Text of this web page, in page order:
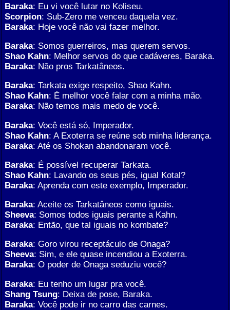
Baraka: Eu vi você lutar no Koliseu.
Scorpion: Sub-Zero me venceu daquela vez.
Baraka: Hoje você não vai fazer melhor.
Baraka: Somos guerreiros, mas querem servos.
Shao Kahn: Melhor servos do que cadáveres, Baraka.
Baraka: Não pros Tarkatâneos.
Baraka: Tarkata exige respeito, Shao Kahn.
Shao Kahn: É melhor você falar com a minha mão.
Baraka: Não temos mais medo de você.
Baraka: Você está só, Imperador.
Shao Kahn: A Exoterra se reúne sob minha liderança.
Baraka: Até os Shokan abandonaram você.
Baraka: É possível recuperar Tarkata.
Shao Kahn: Lavando os seus pés, igual Kotal?
Baraka: Aprenda com este exemplo, Imperador.
Baraka: Aceite os Tarkatâneos como iguais.
Sheeva: Somos todos iguais perante a Kahn.
Baraka: Então, que tal iguais no kombate?
Baraka: Goro virou receptáculo de Onaga?
Sheeva: Sim, e ele quase incendiou a Exoterra.
Baraka: O poder de Onaga seduziu você?
Baraka: Eu tenho um lugar pra você.
Shang Tsung: Deixa de pose, Baraka.
Baraka: Você pode ir no carro das carnes.